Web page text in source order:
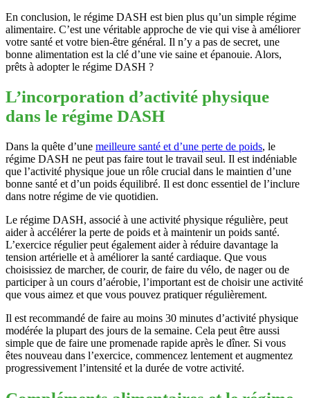
En conclusion, le régime DASH est bien plus qu’un simple régime
alimentaire. C’est une véritable approche de vie qui vise à améliorer
votre santé et votre bien-être général. Il n’y a pas de secret, une
bonne alimentation est la clé d’une vie saine et épanouie. Alors,
prêts à adopter le régime DASH ?
L’incorporation d’activité physique
dans le régime DASH
Dans la quête d’une meilleure santé et d’une perte de poids, le
régime DASH ne peut pas faire tout le travail seul. Il est indéniable
que l’activité physique joue un rôle crucial dans le maintien d’une
bonne santé et d’un poids équilibré. Il est donc essentiel de l’inclure
dans notre régime de vie quotidien.
Le régime DASH, associé à une activité physique régulière, peut
aider à accélérer la perte de poids et à maintenir un poids santé.
L’exercice régulier peut également aider à réduire davantage la
tension artérielle et à améliorer la santé cardiaque. Que vous
choisissiez de marcher, de courir, de faire du vélo, de nager ou de
participer à un cours d’aérobie, l’important est de choisir une activité
que vous aimez et que vous pouvez pratiquer régulièrement.
Il est recommandé de faire au moins 30 minutes d’activité physique
modérée la plupart des jours de la semaine. Cela peut être aussi
simple que de faire une promenade rapide après le dîner. Si vous
êtes nouveau dans l’exercice, commencez lentement et augmentez
progressivement l’intensité et la durée de votre activité.